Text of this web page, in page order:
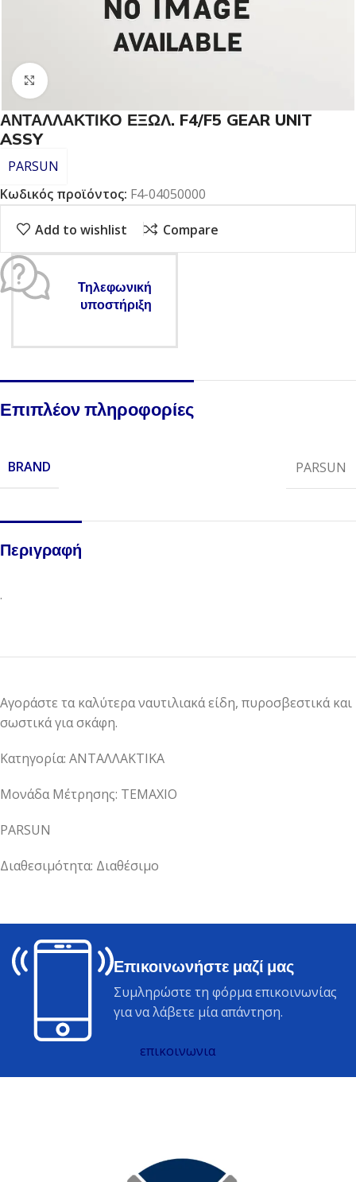
Click to enlarge
ΑΝΤΑΛΛΑΚΤΙΚΟ ΕΞΩΛ. F4/F5 GEAR UNIT
ASSY
PARSUN
Κωδικός προϊόντος: F4-04050000
Add to wishlist Compare
Τηλεφωνική
υποστήριξη
Επιπλέον πληροφορίες
BRAND PARSUN
Περιγραφή
.
Αγοράστε τα καλύτερα ναυτιλιακά είδη, πυροσβεστικά και
σωστικά για σκάφη.
Κατηγορία: ΑΝΤΑΛΛΑΚΤΙΚΑ
Μονάδα Μέτρησης: ΤΕΜΑΧΙΟ
PARSUN
Διαθεσιμότητα: Διαθέσιμο
Επικοινωνήστε μαζί μας
Συμληρώστε τη φόρμα επικοινωνίας
για να λάβετε μία απάντηση.
επικοινωνια